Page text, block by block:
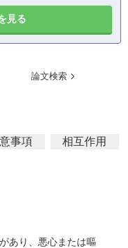
見る
論文検索
事項
相互作用
あり、悪心または嘔